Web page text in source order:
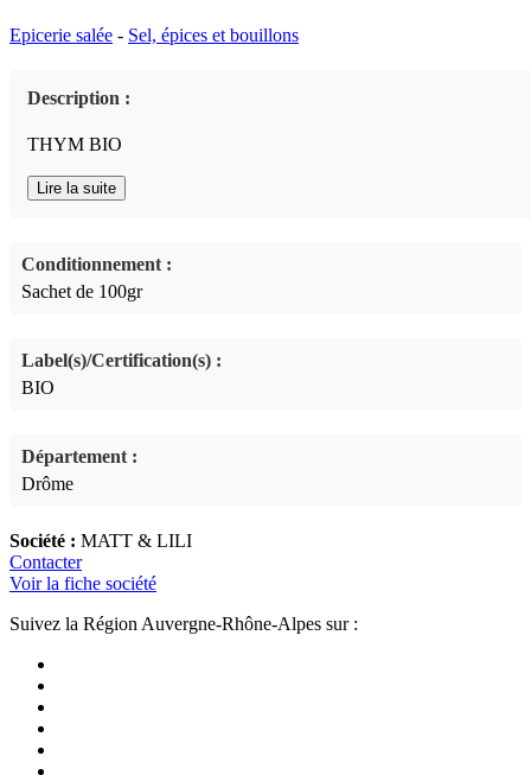
Epicerie salée - Sel, épices et bouillons
Description :
THYM BIO
Lire la suite
Conditionnement :
Sachet de 100gr
Label(s)/Certification(s) :
BIO
Département :
Drôme
Société : MATT & LILI
Contacter
Voir la fiche société
Suivez la Région Auvergne-Rhône-Alpes sur :